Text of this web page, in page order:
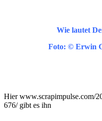
Wie lautet
Foto: © Erwin
Hier www.scrapimpulse.com/
676/ gibt es ihn